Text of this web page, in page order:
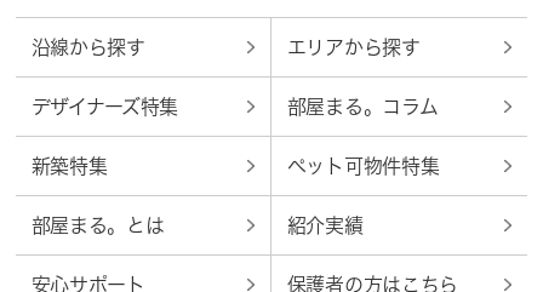
沿線から探す エリアから探す
デザイナーズ特集 部屋まる。コラム
新築特集 ペット可物件特集
部屋まる。とは 紹介実績
安心サポート 保護者の方はこちら